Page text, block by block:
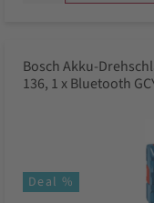
Bosch Akku-
136, 1 x Bluetooth
Deal %